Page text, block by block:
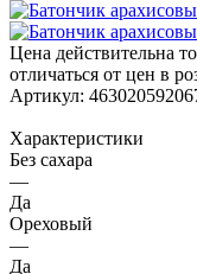
Цена действительна
отличаться от цен в
Артикул:
Характеристики
Без сахара
—
Да
Ореховый
—
Да